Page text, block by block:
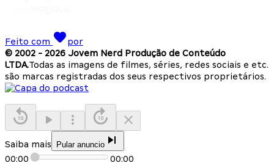
Feito com
por
© 2002 - 2026 Jovem Nerd Produção de Conteúdo
LTDA.Todas as imagens de filmes, séries, redes sociais e etc.
são marcas registradas dos seus respectivos proprietários.
Saiba mais Pular anuncio
00:00 00:00